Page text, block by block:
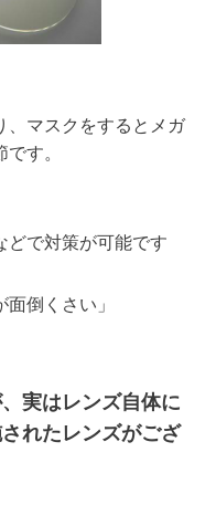
、マスクをするとメガ
す。
どで対策が可能です
面倒くさい」
実はレンズ自体に
れたレンズがござ